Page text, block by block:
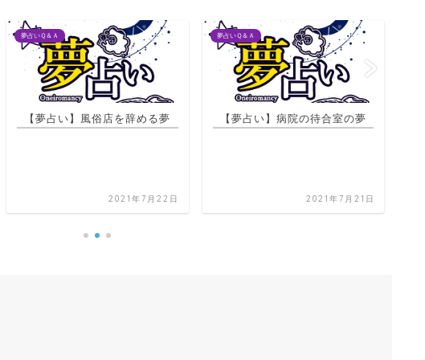
夢占いＱ＆Ａ
【夢占い】病院の待合室の夢
2021年7月21日
夢占いＱ＆Ａ
2021年7月20日